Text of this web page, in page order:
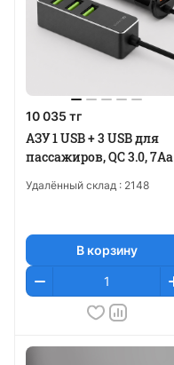
10 035 тг
АЗУ 1 USB + 3 USB для
пассажиров, QC 3.0, 7Аa
Удалённый склад : 2148
В корзину